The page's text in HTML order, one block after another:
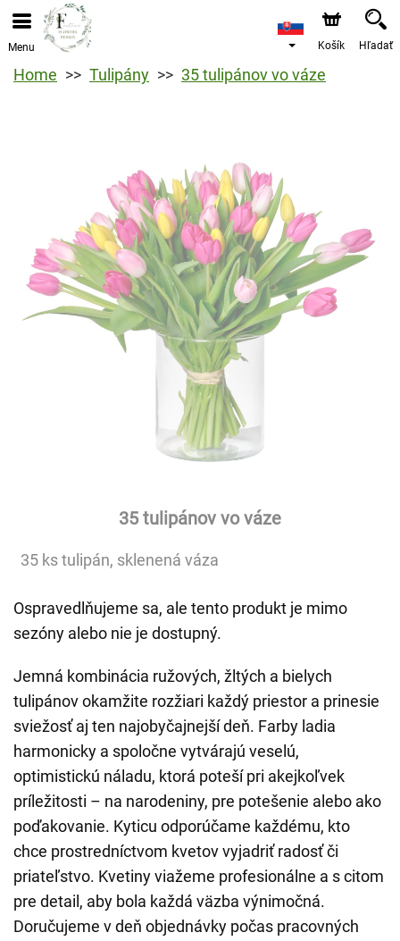
Menu Košík Hľadať
Home Tulipány 35 tulipánov vo váze
35 tulipánov vo váze
35 ks tulipán, sklenená váza
Ospravedlňujeme sa, ale tento produkt je mimo
sezóny alebo nie je dostupný.
Jemná kombinácia ružových, žltých a bielych
tulipánov okamžite rozžiari každý priestor a prinesie
sviežosť aj ten najobyčajnejší deň. Farby ladia
harmonicky a spoločne vytvárajú veselú,
optimistickú náladu, ktorá poteší pri akejkoľvek
príležitosti – na narodeniny, pre potešenie alebo ako
poďakovanie. Kyticu odporúčame každému, kto
chce prostredníctvom kvetov vyjadriť radosť či
priateľstvo. Kvetiny viažeme profesionálne a s citom
pre detail, aby bola každá väzba výnimočná.
Doručujeme v deň objednávky počas pracovných